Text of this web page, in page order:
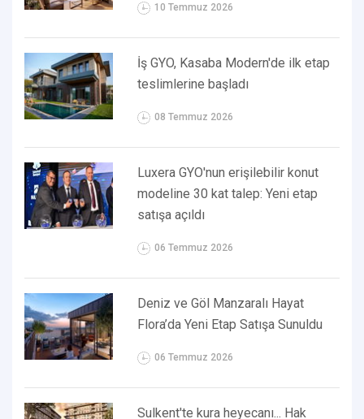
10 Temmuz 2026
İş GYO, Kasaba Modern'de ilk etap
teslimlerine başladı
08 Temmuz 2026
Luxera GYO'nun erişilebilir konut
modeline 30 kat talep: Yeni etap
satışa açıldı
06 Temmuz 2026
Deniz ve Göl Manzaralı Hayat
Flora’da Yeni Etap Satışa Sunuldu
06 Temmuz 2026
Sulkent'te kura heyecanı... Hak